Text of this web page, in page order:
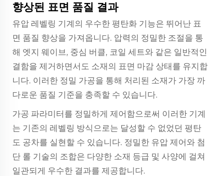
향상된 표면 품질 결과
유압 레벨링 기계의 우수한 평탄화 기능은 뛰어난 표
면 품질 향상을 가져옵니다. 압력의 정밀한 조절을 통
해 엣지 웨이브, 중심 버클, 코일 세트와 같은 일반적인
결함을 제거하면서도 소재의 표면 마감 상태를 유지합
니다. 이러한 정밀 가공을 통해 처리된 소재가 가장 까
다로운 품질 기준을 충족할 수 있습니다.
가공 파라미터를 정밀하게 제어함으로써 이러한 기계
는 기존의 레벨링 방식으로는 달성할 수 없었던 평탄
도 공차를 실현할 수 있습니다. 정밀한 유압 제어와 첨
단 롤 기술의 조합은 다양한 소재 등급 및 사양에 걸쳐
일관되게 우수한 결과를 제공합니다.